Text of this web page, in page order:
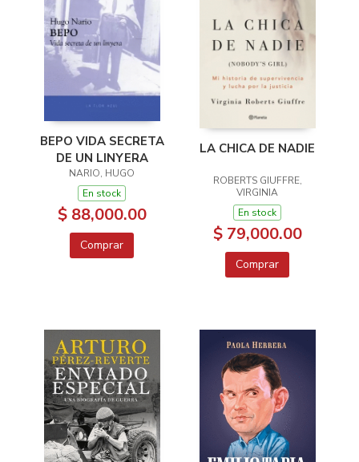
BEPO VIDA SECRETA
DE UN LINYERA
NARIO, HUGO
En stock
$ 88,000.00
Comprar
LA CHICA DE NADIE
ROBERTS GIUFFRE,
VIRGINIA
En stock
$ 79,000.00
Comprar